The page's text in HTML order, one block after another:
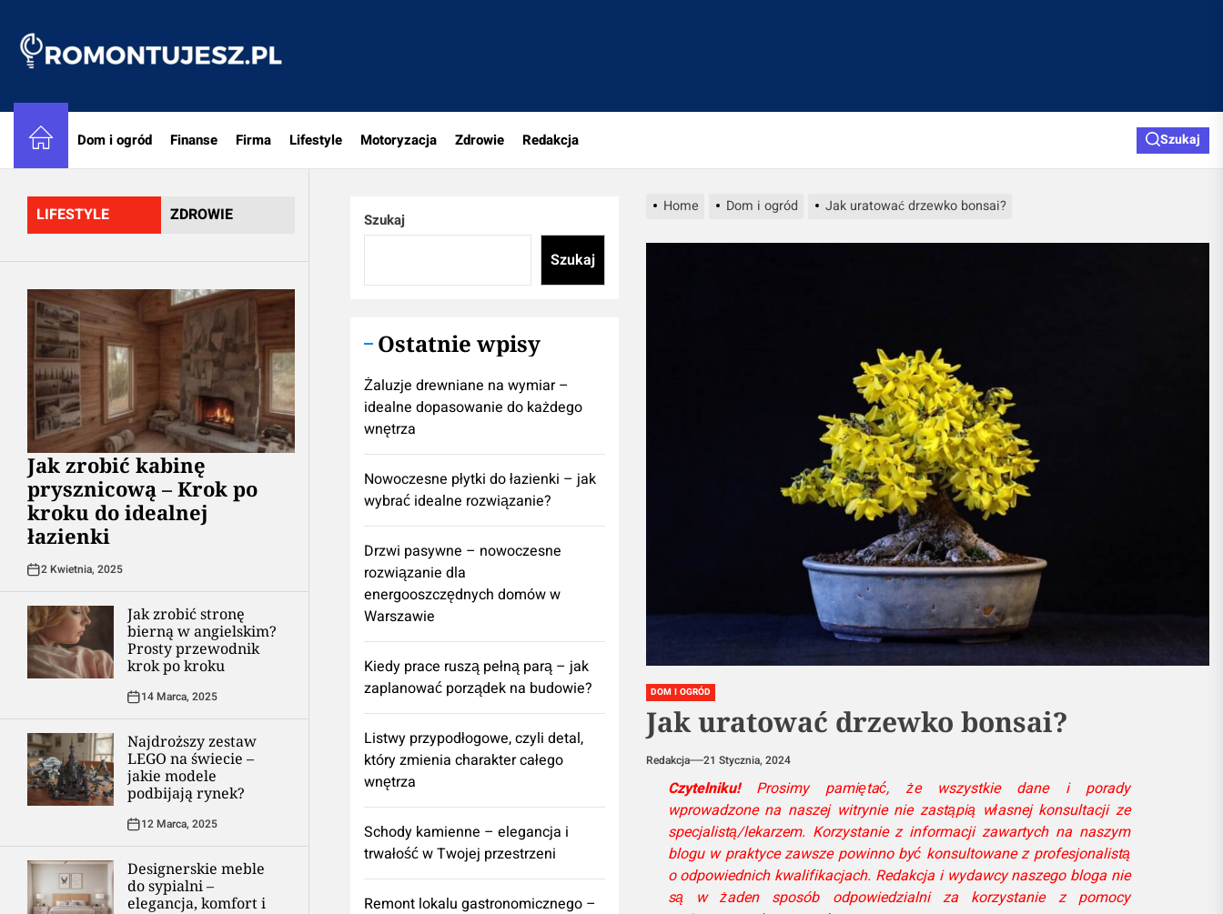
content
Dom i ogród Finanse Firma Lifestyle Motoryzacja Zdrowie Redakcja Szukaj
LIFESTYLE ZDROWIE
Jak zrobić kabinę
prysznicową – Krok po
kroku do idealnej
łazienki
2 Kwietnia, 2025
Jak zrobić stronę
bierną w angielskim?
Prosty przewodnik
krok po kroku
14 Marca, 2025
Najdroższy zestaw
LEGO na świecie –
jakie modele
podbijają rynek?
12 Marca, 2025
Designerskie meble
do sypialni –
elegancja, komfort i
Home Dom i ogród Jak uratować drzewko bonsai?
DOM I OGRÓD
Jak uratować drzewko bonsai?
Redakcja 21 Stycznia, 2024
Czytelniku!Prosimy pamiętać, że wszystkie dane i porady
wprowadzone na naszej witrynie nie zastąpią własnej konsultacji ze
specjalistą/lekarzem. Korzystanie z informacji zawartych na naszym
blogu w praktyce zawsze powinno być konsultowane z profesjonalistą
o odpowiednich kwalifikacjach. Redakcja i wydawcy naszego bloga nie
są w żaden sposób odpowiedzialni za korzystanie z pomocy
Szukaj
Szukaj
Ostatnie wpisy
Żaluzje drewniane na wymiar –
idealne dopasowanie do każdego
wnętrza
Nowoczesne płytki do łazienki – jak
wybrać idealne rozwiązanie?
Drzwi pasywne – nowoczesne
rozwiązanie dla
energooszczędnych domów w
Warszawie
Kiedy prace ruszą pełną parą – jak
zaplanować porządek na budowie?
Listwy przypodłogowe, czyli detal,
który zmienia charakter całego
wnętrza
Schody kamienne – elegancja i
trwałość w Twojej przestrzeni
​Remont lokalu gastronomicznego –